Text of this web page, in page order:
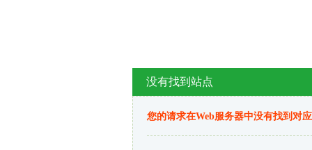
没有找到站点
您的请求在Web服务器中没有找到对